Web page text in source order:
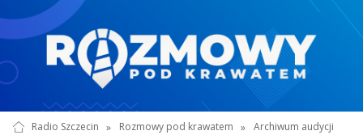
Radio Szczecin » Rozmowy pod krawatem » Archiwum audycji